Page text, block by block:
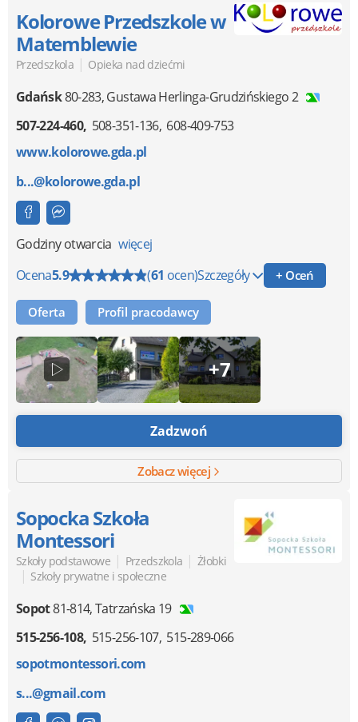
Kolorowe Przedszkole w
Matemblewie
Przedszkola | Opieka nad dziećmi
Gdańsk80-283,Gustawa Herlinga-Grudzińskiego 2
507-224-460 508-351-136 608-409-753
www.kolorowe.gda.pl
b...@kolorowe.gda.pl
Godziny otwarcia więcej
Ocena5.9 (61 ocen)Szczegóły + Oceń
Oferta Profil pracodawcy
+7
Zadzwoń
Zobacz więcej
Sopocka Szkoła
Montessori
Szkoły podstawowe | Przedszkola | Żłobki
| Szkoły prywatne i społeczne
Sopot81-814,Tatrzańska 19
515-256-108 515-256-107 515-289-066
sopotmontessori.com
s...@gmail.com